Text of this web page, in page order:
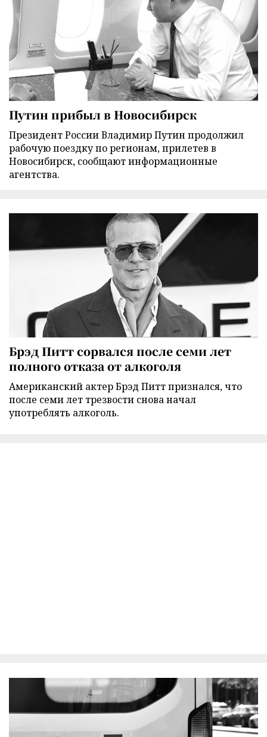
Путин прибыл в Новосибирск
Президент России Владимир Путин продолжил
рабочую поездку по регионам, прилетев в
Новосибирск, сообщают информационные
агентства.
Брэд Питт сорвался после семи лет
полного отказа от алкоголя
Американский актер Брэд Питт признался, что
после семи лет трезвости снова начал
употреблять алкоголь.